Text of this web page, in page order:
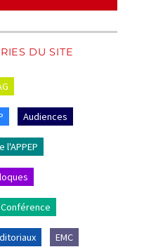
DU SITE
Audiences
l'APPEP
Conférence
EMC